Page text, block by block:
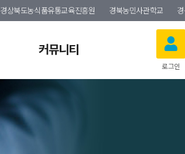
경상북도농식품유통교육진흥원 경북농민사관학교
커뮤니티
로그인